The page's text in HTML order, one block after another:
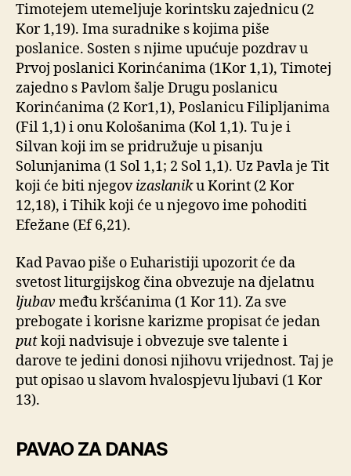
Timotejem utemeljuje korintsku zajednicu (2
Kor 1,19). Ima suradnike s kojima piše
poslanice. Sosten s njime upućuje pozdrav u
Prvoj poslanici Korinćanima (1Kor 1,1), Timotej
zajedno s Pavlom šalje Drugu poslanicu
Korinćanima (2 Kor1,1), Poslanicu Filipljanima
(Fil 1,1) i onu Kološanima (Kol 1,1). Tu je i
Silvan koji im se pridružuje u pisanju
Solunjanima (1 Sol 1,1; 2 Sol 1,1). Uz Pavla je Tit
koji će biti njegovizaslaniku Korint (2 Kor
12,18), i Tihik koji će u njegovo ime pohoditi
Efežane (Ef 6,21).
Kad Pavao piše o Euharistiji upozorit će da
svetost liturgijskog čina obvezuje na djelatnu
ljubav među kršćanima (1 Kor 11). Za sve
prebogate i korisne karizme propisat će jedan
putkoji nadvisuje i obvezuje sve talente i
darove te jedini donosi njihovu vrijednost. Taj je
put opisao u slavom hvalospjevu ljubavi (1 Kor
13).
PAVAO ZA DANAS